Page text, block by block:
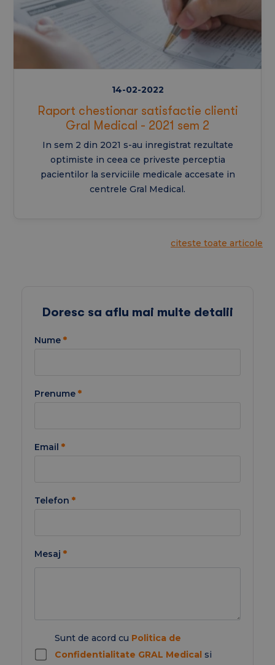
14-02-2022
Raport chestionar satisfactie clienti
Gral Medical - 2021 sem 2
In sem 2 din 2021 s-au inregistrat rezultate
optimiste in ceea ce priveste perceptia
pacientilor la serviciile medicale accesate in
centrele Gral Medical.
citeste toate articole
Doresc sa aflu mai multe detalii
Nume *
Prenume *
Email *
Telefon *
Mesaj *
Sunt de acord cu Politica de
Confidentialitate GRAL Medical si